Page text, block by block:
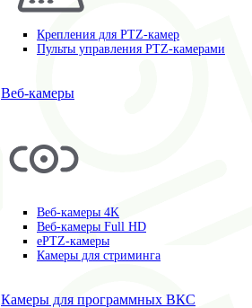
Крепления для PTZ-камер
Пульты управления PTZ-камерами
Веб-камеры
Веб-камеры 4K
Веб-камеры Full HD
ePTZ-камеры
Камеры для стриминга
Камеры для программных ВКС